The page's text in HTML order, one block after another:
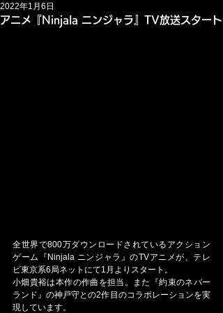
アニメ『Ninjala ニンジャラ』TV放送スタート
2022年1月6日
全世界で800万ダウンロードされているアクション
ゲーム『Ninjala ニンジャラ』のTVアニメが、テレ
ビ東京系6局ネットにて1月よりスタート。
小畑貴裕は本作の作曲を担当。また『約束のネバー
ランド』の神戸守との2作目のコラボレーションを実
現しています。